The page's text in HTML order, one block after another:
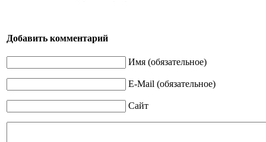
Добавить комментарий
Имя (обязательное)
E-Mail (обязательное)
Сайт